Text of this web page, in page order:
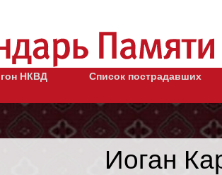
НКВД
Список пострадавших
Иоган